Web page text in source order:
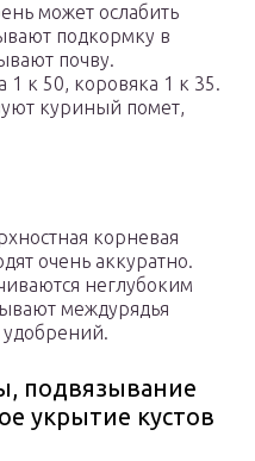
может ослабить
подкормку в
почву.
к 50, коровяка 1 к 35.
куриный помет,
корневая
очень аккуратно.
неглубоким
междурядья
подвязывание
укрытие кустов